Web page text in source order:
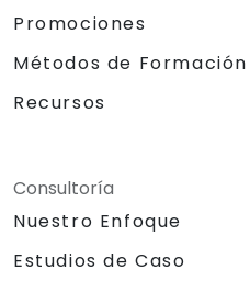
Promociones
Métodos de Formación
Recursos
Consultoría
Nuestro Enfoque
Estudios de Caso